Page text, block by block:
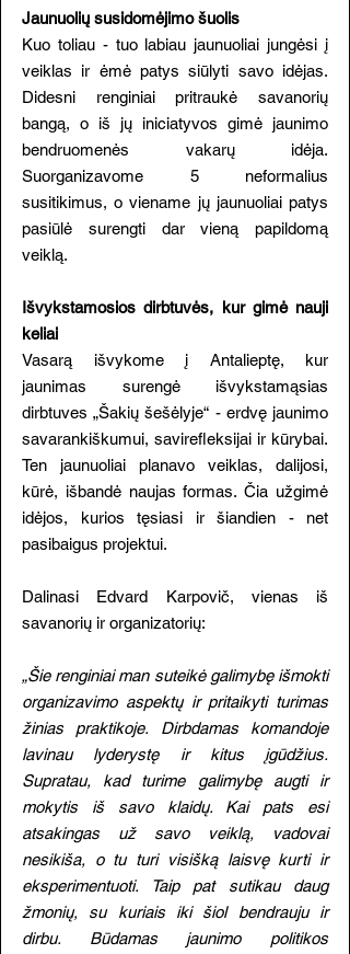
Jaunuolių susidomėjimo šuolis
Kuo toliau - tuo labiau jaunuoliai jungėsi į
veiklas ir ėmė patys siūlyti savo idėjas.
Didesni renginiai pritraukė savanorių
bangą, o iš jų iniciatyvos gimė jaunimo
bendruomenės vakarų idėja.
Suorganizavome 5 neformalius
susitikimus, o viename jų jaunuoliai patys
pasiūlė surengti dar vieną papildomą
veiklą.
Išvykstamosios dirbtuvės, kur gimė nauji
keliai
Vasarą išvykome į Antalieptę, kur
jaunimas surengė išvykstamąsias
dirbtuves „Šakių šešėlyje“ - erdvę jaunimo
savarankiškumui, savirefleksijai ir kūrybai.
Ten jaunuoliai planavo veiklas, dalijosi,
kūrė, išbandė naujas formas. Čia užgimė
idėjos, kurios tęsiasi ir šiandien - net
pasibaigus projektui.
Dalinasi Edvard Karpovič, vienas iš
savanorių ir organizatorių:
„Šie renginiai man suteikė galimybę išmokti
organizavimo aspektų ir pritaikyti turimas
žinias praktikoje. Dirbdamas komandoje
lavinau lyderystę ir kitus įgūdžius.
Supratau, kad turime galimybę augti ir
mokytis iš savo klaidų. Kai pats esi
atsakingas už savo veiklą, vadovai
nesikiša, o tu turi visišką laisvę kurti ir
eksperimentuoti. Taip pat sutikau daug
žmonių, su kuriais iki šiol bendrauju ir
dirbu. Būdamas jaunimo politikos